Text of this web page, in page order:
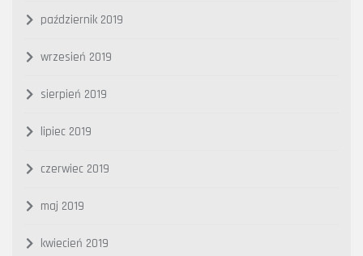
październik 2019
wrzesień 2019
sierpień 2019
lipiec 2019
czerwiec 2019
maj 2019
kwiecień 2019